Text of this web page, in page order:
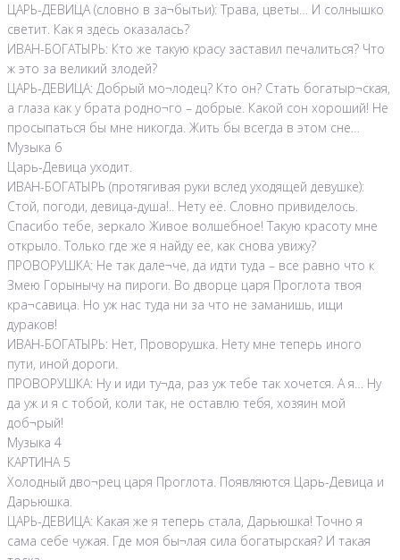
ЦАРЬ-ДЕВИЦА (словно в за¬бытьи): Трава, цветы… И солнышко
светит. Как я здесь оказалась?
ИВАН-БОГАТЫРЬ: Кто же такую красу заставил печалиться? Что
ж это за великий злодей?
ЦАРЬ-ДЕВИЦА: Добрый мо¬лодец? Кто он? Стать богатыр¬ская,
а глаза как у брата родно¬го – добрые. Какой сон хороший! Не
просыпаться бы мне никогда. Жить бы всегда в этом сне…
Музыка 6
Царь-Девица уходит.
ИВАН-БОГАТЫРЬ (протягивая руки вслед уходящей девушке):
Стой, погоди, девица-душа!.. Нету её. Словно привиделось.
Спасибо тебе, зеркало Живое волшебное! Такую красоту мне
открыло. Только где же я найду её, как снова увижу?
ПРОВОРУШКА: Не так дале¬че, да идти туда – все равно что к
Змею Горынычу на пироги. Во дворце царя Проглота твоя
кра¬савица. Но уж нас туда ни за что не заманишь, ищи
дураков!
ИВАН-БОГАТЫРЬ: Нет, Проворушка. Нету мне теперь иного
пути, иной дороги.
ПРОВОРУШКА: Ну и иди ту¬да, раз уж тебе так хочется. А я… Ну
да уж и я с тобой, коли так, не оставлю тебя, хозяин мой
доб¬рый!
Музыка 4
КАРТИНА 5
Холодный дво¬рец царя Проглота. Появляются Царь-Девица и
Дарьюшка.
ЦАРЬ-ДЕВИЦА: Какая же я теперь стала, Дарьюшка! Точно я
сама себе чужая. Где моя бы¬лая сила богатырская? И такая